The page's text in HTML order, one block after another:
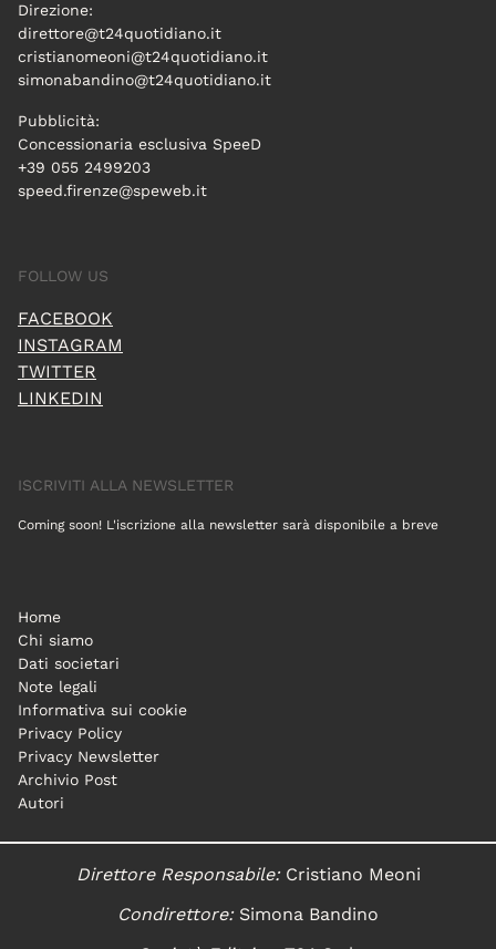
Direzione:
direttore@t24quotidiano.it
cristianomeoni@t24quotidiano.it
simonabandino@t24quotidiano.it
Pubblicità:
Concessionaria esclusiva SpeeD
+39 055 2499203
speed.firenze@speweb.it
FOLLOW US
FACEBOOK
INSTAGRAM
TWITTER
LINKEDIN
ISCRIVITI ALLA NEWSLETTER
Coming soon! L'iscrizione alla newsletter sarà disponibile a breve
Home
Chi siamo
Dati societari
Note legali
Informativa sui cookie
Privacy Policy
Privacy Newsletter
Archivio Post
Autori
Direttore Responsabile:Cristiano Meoni
Condirettore:Simona Bandino